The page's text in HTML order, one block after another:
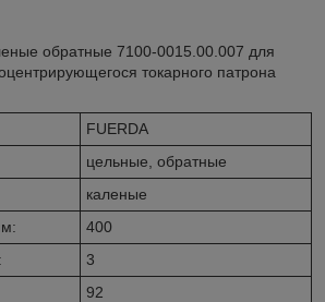
обратные 7100-0015.00.007 для
токарного патрона
FUERDA
цельные, обратные
каленые
400
3
92